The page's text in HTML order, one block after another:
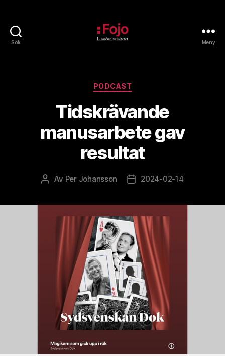
Sök Meny
Kategorier
PODCAST
Tidskrävande
manusarbete gav
resultat
Inläggsförfattare
Av Per Johansson Inläggsdatum
2024-02-14